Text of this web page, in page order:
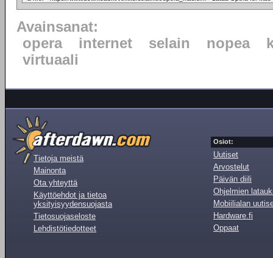
Avainsanat:
opera
internet selain nopea
virtuaali
Tietoja meistä
Mainonta
Ota yhteyttä
Käyttöehdot ja tietoa
yksityisyydensuojasta
Tietosuojaseloste
Lehdistötiedotteet
Osiot:
Uutiset
Arvostelut
Päivän diili
Ohjelmien
Mobiilialan
Hardware.fi
Oppaat